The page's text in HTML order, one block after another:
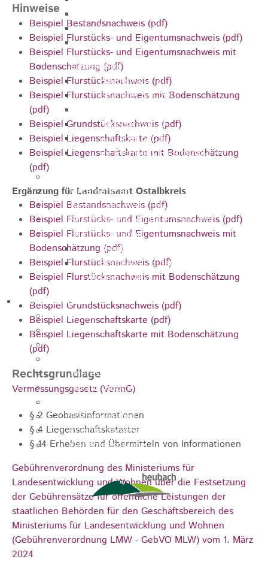
Interessenliste
Soziale Stadt
Gewerbe-Immobilien-Service
Hauptstraße 31
Gmünder Str. 29
Hauptstraße 30
Gmünder Str. 5
Ev. Pfarrhaus Hauptstraße 46
Unternehmen
Kommunale Wärmeplanung
Starkregenrisiko und Hochwasser
Breitbandausbau
Breitbandausbau Graue Flecken
Breitband - Eigenwirtschaftlicher
Ausbau - TNG
Informationen
Suche
Kontakt
Impressum
Nutzungsbedingungen
Barrierefreiheit
Leichte Sprache
Gebärdensprache
Hinweise
Beispiel Bestandsnachweis (pdf)
Beispiel Flurstücks- und Eigentumsnachweis (pdf)
Beispiel Flurstücks- und Eigentumsnachweis mit
Bodenschätzung (pdf)
Beispiel Flurstücksnachweis (pdf)
Beispiel Flurstücksnachweis mit Bodenschätzung
(pdf)
Beispiel Grundstücksnachweis (pdf)
Beispiel Liegenschaftskarte (pdf)
Beispiel Liegenschaftskarte mit Bodenschätzung
(pdf)
Ergänzung für Landratsamt Ostalbkreis
Beispiel Bestandsnachweis (pdf)
Beispiel Flurstücks- und Eigentumsnachweis (pdf)
Beispiel Flurstücks- und Eigentumsnachweis mit
Bodenschätzung (pdf)
Beispiel Flurstücksnachweis (pdf)
Beispiel Flurstücksnachweis mit Bodenschätzung
(pdf)
Beispiel Grundstücksnachweis (pdf)
Beispiel Liegenschaftskarte (pdf)
Beispiel Liegenschaftskarte mit Bodenschätzung
(pdf)
Rechtsgrundlage
Vermessungsgesetz (VermG)
§ 2 Geobasisinformationen
§ 4 Liegenschaftskataster
§ 14 Erheben und Übermitteln von Informationen
Gebührenverordnung des Ministeriums für
Landesentwicklung und Wohnen über die Festsetzung
der Gebührensätze für öffentliche Leistungen der
staatlichen Behörden für den Geschäftsbereich des
Ministeriums für Landesentwicklung und Wohnen
(Gebührenverordnung LMW - GebVO MLW) vom 1. März
2024